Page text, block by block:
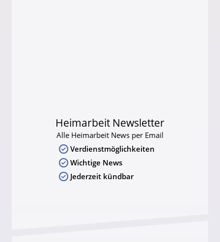
Heimarbeit Newsletter
Alle Heimarbeit News per Email
Verdienstmöglichkeiten
Wichtige News
Jederzeit kündbar